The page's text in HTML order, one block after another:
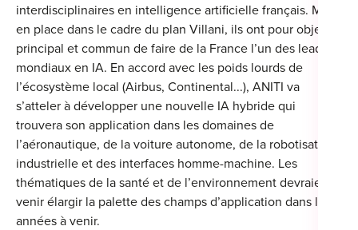
interdisciplinaires en intelligence artificielle français. Mis
en place dans le cadre du plan Villani, ils ont pour objectif
principal et commun de faire de la France l’un des leaders
mondiaux en IA. En accord avec les poids lourds de
l’écosystème local (Airbus, Continental...), ANITI va
s’atteler à développer une nouvelle IA hybride qui
trouvera son application dans les domaines de
l’aéronautique, de la voiture autonome, de la robotisation
industrielle et des interfaces homme-machine. Les
thématiques de la santé et de l’environnement devraient
venir élargir la palette des champs d’application dans les
années à venir.